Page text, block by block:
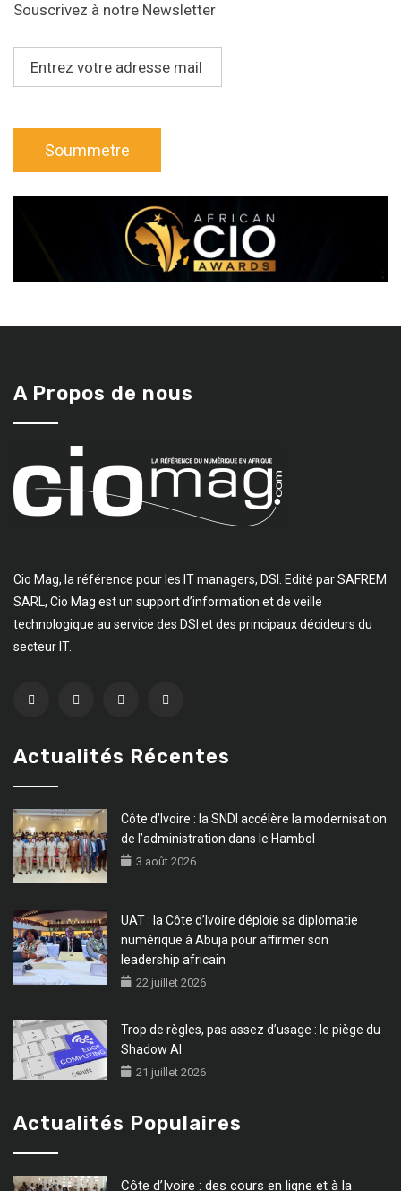
Souscrivez à notre Newsletter
A Propos de nous
Cio Mag, la référence pour les IT managers, DSI. Edité par SAFREM
SARL, Cio Mag est un support d’information et de veille
technologique au service des DSI et des principaux décideurs du
secteur IT.
Actualités Récentes
Côte d’Ivoire : la SNDI accélère la modernisation
de l’administration dans le Hambol
3 août 2026
UAT : la Côte d’Ivoire déploie sa diplomatie
numérique à Abuja pour affirmer son
leadership africain
22 juillet 2026
Trop de règles, pas assez d’usage : le piège du
Shadow AI
21 juillet 2026
Actualités Populaires
Côte d’Ivoire : des cours en ligne et à la